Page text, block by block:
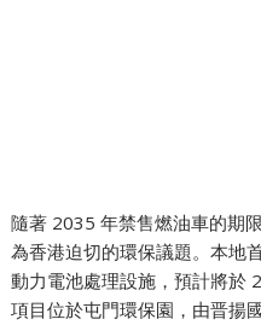
隨著 2035 年禁售燃油車的期
為香港迫切的環保議題。本地
動力電池處理設施，預計將於
項目位於屯門環保園，由晋揚